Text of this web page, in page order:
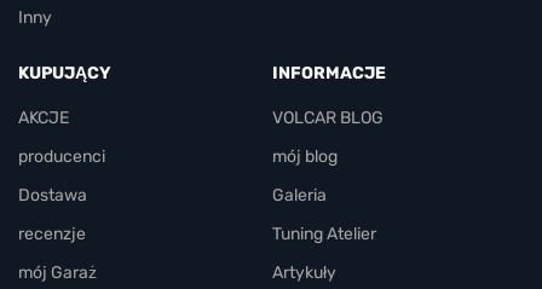
Inny
KUPUJĄCY
AKCJE
producenci
Dostawa
recenzje
mój Garaż
INFORMACJE
VOLCAR BLOG
mój blog
Galeria
Tuning Atelier
Artykuły